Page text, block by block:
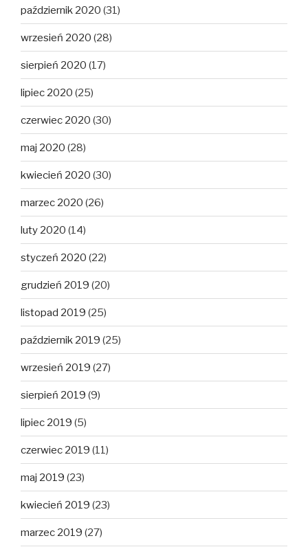
październik 2020 (31)
wrzesień 2020 (28)
sierpień 2020 (17)
lipiec 2020 (25)
czerwiec 2020 (30)
maj 2020 (28)
kwiecień 2020 (30)
marzec 2020 (26)
luty 2020 (14)
styczeń 2020 (22)
grudzień 2019 (20)
listopad 2019 (25)
październik 2019 (25)
wrzesień 2019 (27)
sierpień 2019 (9)
lipiec 2019 (5)
czerwiec 2019 (11)
maj 2019 (23)
kwiecień 2019 (23)
marzec 2019 (27)